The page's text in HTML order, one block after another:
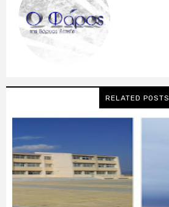
RELATED POSTS